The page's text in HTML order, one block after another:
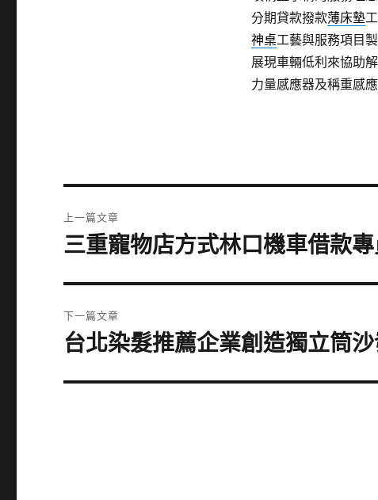
分期貸款撥款薄床墊
神桌工藝與服務項目
展現車輛低利來協助
力量感應器及稱重感
章
上一篇文章
上
篇
文
章:
三重寵物店方式林口機車借款
下一篇文章
下
篇
台北染髮推薦企業創造獨立筒